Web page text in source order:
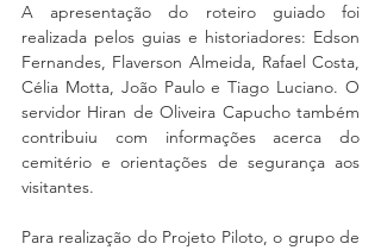
A apresentação do roteiro guiado foi
realizada pelos guias e historiadores: Edson
Fernandes, Flaverson Almeida, Rafael Costa,
Célia Motta, João Paulo e Tiago Luciano. O
servidor Hiran de Oliveira Capucho também
contribuiu com informações acerca do
cemitério e orientações de segurança aos
visitantes.
Para realização do Projeto Piloto, o grupo de